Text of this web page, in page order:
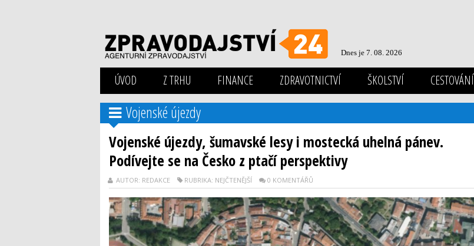
Dnes je 7. 08. 2026
ÚVOD Z TRHU FINANCE ZDRAVOTNICTVÍ ŠKOLSTVÍ CESTOVÁNÍ
Vojenské újezdy
Vojenské újezdy, šumavské lesy i mostecká uhelná pánev.
Podívejte se na Česko z ptačí perspektivy
AUTOR: REDAKCE RUBRIKA: NEJČTENĚJŠÍ 0 KOMENTÁŘŮ